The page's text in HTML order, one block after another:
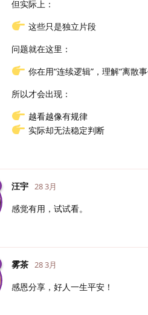
但实际上：
这些只是独立片段
问题就在这里：
你在用“连续逻辑”，理解“离散
所以才会出现：
越看越像有规律
实际却无法稳定判断
汪宇 28 3月
感觉有用，试试看。
雾茶 28 3月
感恩分享，好人一生平安！